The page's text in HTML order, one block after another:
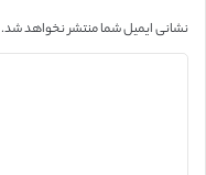
نشانی ایمیل شما منتشر نخواهد شد.